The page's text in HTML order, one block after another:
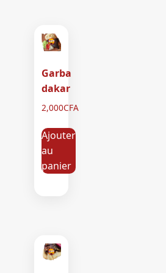
Garba
dakar
2,000CFA
Ajouter
au
panier